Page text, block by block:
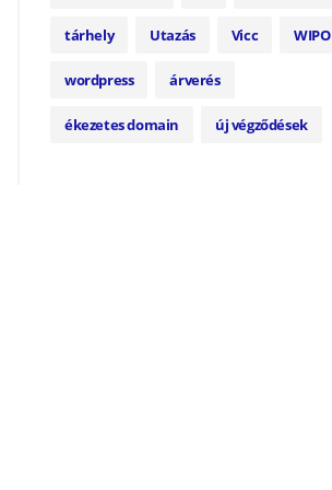
tárhely Utazás Vicc WIPO
wordpress árverés
ékezetes domain új végződések